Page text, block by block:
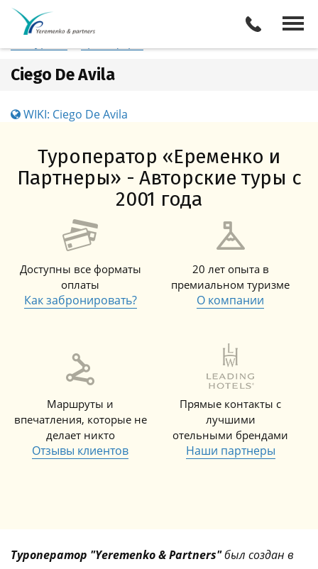
Куба
Все туры
Ciego De Avila
WIKI: Ciego De Avila
Туроператор «Еременко и
Партнеры» - Авторские туры с
2001 года
Доступны все форматы
оплаты
Как забронировать?
20 лет опыта в
премиальном туризме
О компании
Маршруты и
впечатления, которые не
делает никто
Отзывы клиентов
Прямые контакты с
лучшими
отельными брендами
Наши партнеры
Туроператор "Yeremenko & Partners"был создан в